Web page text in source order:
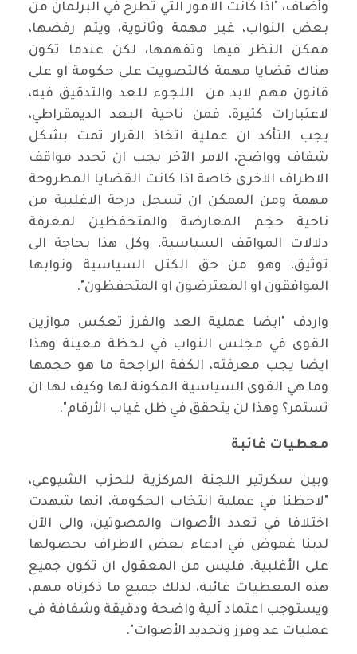
وأضاف، "اذا كانت الامور التي تطرح في البرلمان من
بعض النواب، غير مهمة وثانوية، ويتم رفضها،
ممكن النظر فيها وتفهمها، لكن عندما تكون
هناك قضايا مهمة كالتصويت على حكومة او على
قانون مهم لابد من اللجوء للعد والتدقيق فيه،
لاعتبارات كثيرة، فمن ناحية البعد الديمقراطي،
يجب التأكد ان عملية اتخاذ القرار تمت بشكل
شفاف وواضح، الامر الآخر يجب ان تحدد مواقف
الاطراف الاخرى خاصة اذا كانت القضايا المطروحة
مهمة ومن الممكن ان تسجل درجة الاغلبية من
ناحية حجم المعارضة والمتحفظين لمعرفة
دلالات المواقف السياسية، وكل هذا بحاجة الى
توثيق، وهو من حق الكتل السياسية ونوابها
الموافقون او المعترضون او المتحفظون".
واردف "ايضا عملية العد والفرز تعكس موازين
القوى في مجلس النواب في لحظة معينة وهذا
ايضا يجب معرفته، الكفة الراجحة ما هو حجمها
وما هي القوى السياسية المكونة لها وكيف لها ان
تستمر؟ وهذا لن يتحقق في ظل غياب الأرقام".
معطيات غائبة
وبين سكرتير اللجنة المركزية للحزب الشيوعي،
"لاحظنا في عملية انتخاب الحكومة، انها شهدت
اختلافا في تعدد الأصوات والمصوتين، والى الآن
لدينا غموض في ادعاء بعض الاطراف بحصولها
على الأغلبية. فليس من المعقول ان تكون جميع
هذه المعطيات غائبة، لذلك جميع ما ذكرناه مهم،
ويستوجب اعتماد آلية واضحة ودقيقة وشفافة في
عمليات عد وفرز وتحديد الأصوات".